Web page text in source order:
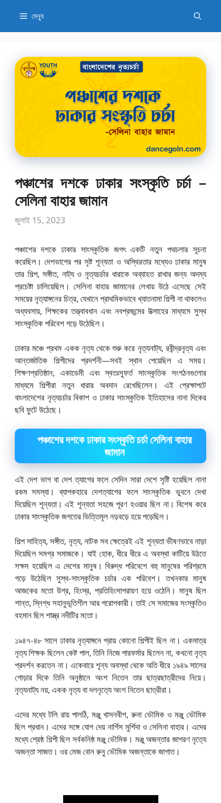
যান
মেন্যু
পঞ্চাশের দশকে ঢাকার সংস্কৃতি চর্চা –
সেলিনা বাহার জামান
জুলাই 15, 2023
পঞ্চাশের দশকে ঢাকার সাংস্কৃতিক জগৎ একটি নতুন পথচলার সূচনা
করেছিল। দেশভাগের পর সৃষ্ট শূন্যতা ও অস্থিরতার মধ্যেও ঢাকার মানুষ
তার শিল্প, সঙ্গীত, নাট্য ও নৃত্যচর্চার ধারাকে অব্যাহত রাখার জন্য অদম্য
প্রচেষ্টা চালিয়েছিল। সেলিনা বাহার জামানের লেখায় উঠে এসেছে সেই
সময়ের নৃত্যাঙ্গনের চিত্র, যেখানে প্রাথমিকভাবে খ্যাতনামা শিল্পী না থাকলেও
অধ্যবসায়, শিক্ষকের তত্ত্বাবধান এবং নবপ্রজন্মের উত্সাহের মাধ্যমে সুস্থ
সাংস্কৃতিক পরিবেশ গড়ে উঠেছিল।
ঢাকার মঞ্চে প্রথম একক নৃত্য থেকে শুরু করে নৃত্যনাট্য, রবীন্দ্রনৃত্য এবং
আন্তর্জাতিক শিল্পীদের প্রদর্শনী—সবই স্থান পেয়েছিল এ সময়।
শিক্ষণপ্রতিষ্ঠান, একাডেমী এবং স্বতঃস্ফূর্ত সাংস্কৃতিক সংগঠনগুলোর
মাধ্যমে শিল্পীরা নতুন ধারার অবদান রেখেছিলেন। এই প্রেক্ষাপটে
বাংলাদেশের নৃত্যচর্চার বিকাশ ও ঢাকার সাংস্কৃতিক ইতিহাসের নানা দিকের
ছবি ফুটে উঠেছে।
পঞ্চাশের দশকে ঢাকার সংস্কৃতি চর্চা সেলিনা বাহার
জামান
এই দেশ ভাগ বা দেশ ত্যাগের ফলে সেদিন সারা দেশে সৃষ্টি হয়েছিল নানা
রকম সমস্যা। ব্যাপকহারে দেশত্যাগের ফলে সাংস্কৃতিক ভুবনে দেখা
দিয়েছিল শূন্যতা। এই শূন্যতা সহজে পূরণ হওয়ার ছিল না। বিশেষ করে
ঢাকার সাংস্কৃতিক জগতের ভিত্তিমূল নড়বড়ে হয়ে পড়েছিল।
শিল্প সাহিত্য, সঙ্গীত, নৃত্য, নাটক সব ক্ষেত্রেই এই শূন্যতা ভীষণভাবে নাড়া
দিয়েছিল সমগ্র সমাজকে। যাই হোক, ধীরে ধীরে এ অবস্থা কাটিয়ে উঠতে
সক্ষম হয়েছিল এ দেশের মানুষ। বিরুদ্ধ পরিবেশে বহু মানুষের পরিশ্রমে
গড়ে উঠেছিল সুস্থ-সাংস্কৃতিক চর্চার এক পরিবেশ। তখনকার মানুষ
আজকের মতো উগ্র, হিংস্র, প্রতিহিংসাপরায়ণ হয়ে ওঠেনি। মানুষ ছিল
শান্ত, স্নিগ্ধ সহানুভূতিশীল আর পরোপকারী। তাই সে সমাজের সংস্কৃতিও
বহমান ছিল শাস্ত্র নদীটির মতো।
১৯৪৭-৪৮ সালে ঢাকার নৃত্যাঙ্গনে প্রায় কোনো শিল্পীই ছিল না। একমাত্র
নৃত্য শিক্ষক ছিলেন কেষ্ট পাল, তিনি নিজে পারফর্মার ছিলেন না, কখনো নৃত্য
প্রদর্শন করতেন না। একেবারে শূন্য অবস্থা থেকে অতি ধীরে ১৯৪৯ সালের
গোড়ার দিকে তিনি অনুষ্ঠানে অংশ নিতেন তার ছাত্রছাত্রীদের নিয়ে।
নৃত্যনাট্য নয়, একক নৃত্য বা দলনৃত্যে অংশ নিতেন ছাত্রীরা।
এদের মধ্যে টলি রায় পালঠি, মঞ্জু খাসনবীশ, রুনা ভৌমিক ও মঞ্জু ভৌমিক
ছিল প্রধান। এদের সঙ্গে যোগ দেয় নার্গিস মুর্শিদা ও সেলিনা বাহার। এদের
মধ্যে শ্রেষ্ঠ শিল্পী ছিল সর্বকনিষ্ঠ মঞ্জু ভৌমিক। মঞ্জু অজন্তার জাগরণ নৃত্যে
অজন্তা সাজত। ওর মেজ বোন রুনু ভৌমিক অজন্তাকে জাগাত।